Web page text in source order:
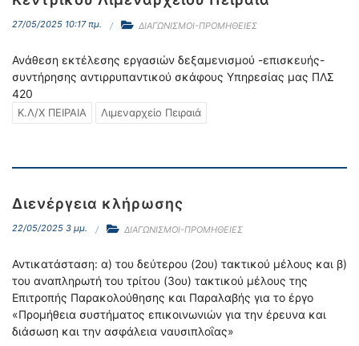
27/05/2025 10:17 πμ. ΔΙΑΓΩΝΙΣΜΟΙ-ΠΡΟΜΗΘΕΙΕΣ
Ανάθεση εκτέλεσης εργασιών δεξαμενισμού -επισκευής-
συντήρησης αντιρρυπαντικού σκάφους Υπηρεσίας μας ΠΛΣ
420
Κ.Λ/Χ ΠΕΙΡΑΙΑ Λιμεναρχείο Πειραιά
Διενέργεια κλήρωσης
22/05/2025 3 μμ. ΔΙΑΓΩΝΙΣΜΟΙ-ΠΡΟΜΗΘΕΙΕΣ
Αντικατάσταση: α) του δεύτερου (2ου) τακτικού μέλους και β)
του αναπληρωτή του τρίτου (3ου) τακτικού μέλους της
Επιτροπής Παρακολούθησης και Παραλαβής για το έργο
«Προμήθεια συστήματος επικοινωνιών για την έρευνα και
διάσωση και την ασφάλεια ναυσιπλοΐας»